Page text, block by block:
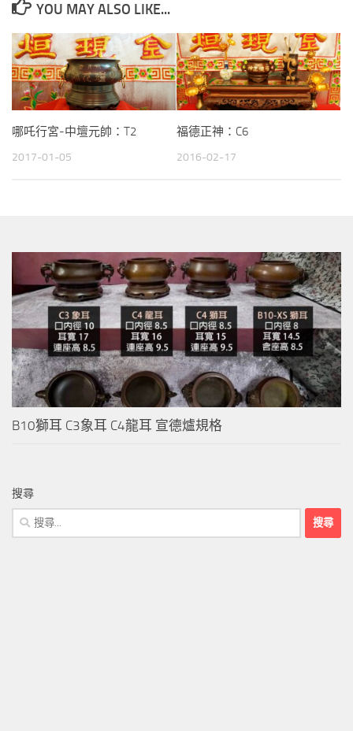
YOU MAY ALSO LIKE...
哪吒行宮-中壇元帥：T2
2017-01-05
福德正神：C6
2016-02-17
B10獅耳 C3象耳 C4龍耳 宣德爐規格
搜尋
搜
尋